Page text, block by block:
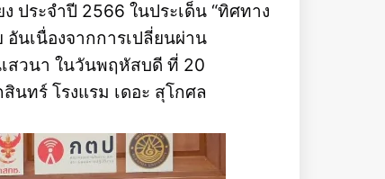
ประจำปี 2566 ในประเด็น “ทิศทาง
อันเนื่องจากการเปลี่ยนผ่าน
สวนา ในวันพฤหัสบดี ที่ 20
นทร์ โรงแรม เดอะ สุโกศล